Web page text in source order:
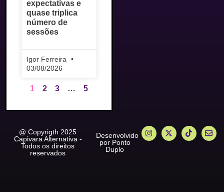
expectativas e
quase triplica
número de
sessões
Igor Ferreira
03/08/2026
1 2 3 … 5
@ Copyrigth 2025
Capivara Alternativa -
Todos os direitos
reservados
Desenvolvido
por Ponto
Duplo